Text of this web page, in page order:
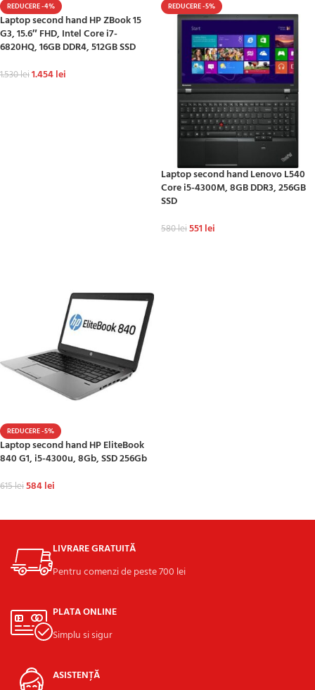
REDUCERE -4%
Laptop second hand HP ZBook 15
G3, 15.6″ FHD, Intel Core i7-
6820HQ, 16GB DDR4, 512GB SSD
1.530lei1.454lei
REDUCERE -5%
Laptop second hand Lenovo L540
Core i5-4300M, 8GB DDR3, 256GB
SSD
580lei551 lei
REDUCERE -5%
Laptop second hand HP EliteBook
840 G1, i5-4300u, 8Gb, SSD 256Gb
615lei584lei
LIVRARE GRATUITĂ
Pentru comenzi de peste 700 lei
PLATA ONLINE
Simplu si sigur
ASISTENȚĂ